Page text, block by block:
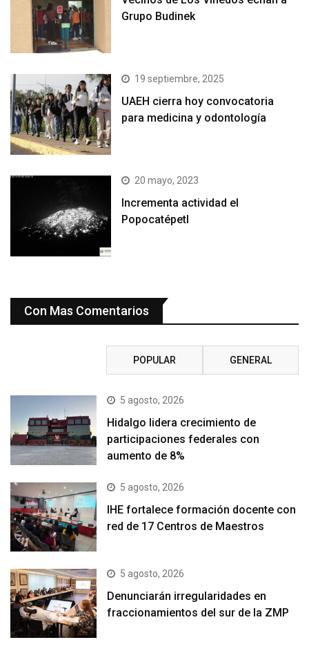
Grupo Budinek
19 septiembre, 2025
UAEH cierra hoy convocatoria
para medicina y odontología
20 mayo, 2023
Incrementa actividad el
Popocatépetl
Con Mas Comentarios
POPULAR GENERAL
5 agosto, 2026
Hidalgo lidera crecimiento de
participaciones federales con
aumento de 8%
5 agosto, 2026
IHE fortalece formación docente con
red de 17 Centros de Maestros
5 agosto, 2026
Denunciarán irregularidades en
fraccionamientos del sur de la ZMP